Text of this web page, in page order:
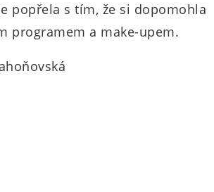
popřela s tím, že si dopomohla
programem a make-upem.